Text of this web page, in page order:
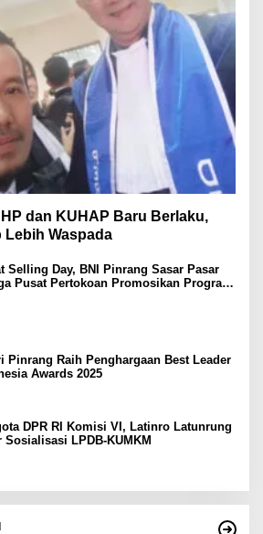
dan KUHAP Baru Berlaku,
Lebih Waspada
Selling Day, BNI Pinrang Sasar Pasar
Pusat Pertokoan Promosikan Program
Pinrang Raih Penghargaan Best Leader
Awards 2025
DPR RI Komisi VI, Latinro Latunrung
Sosialisasi LPDB-KUMKM